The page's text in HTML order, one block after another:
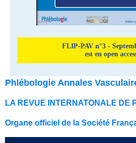
FLIP-PAV n°3 -
est en open
Phlébologie Annales
LA REVUE INTERNATONALE DE
Organe officiel de la Société